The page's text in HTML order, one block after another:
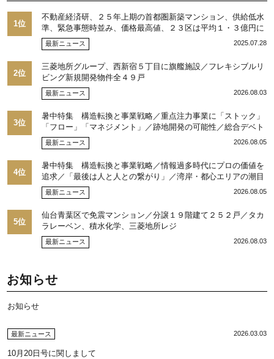
1位
不動産経済研、２５年上期の首都圏新築マンション、供給低水
準、緊急事態時並み、価格最高値、２３区は平均１・３億円に
最新ニュース 2025.07.28
2位
三菱地所グループ、西新宿５丁目に旗艦施設／フレキシブルリ
ビング新規開発物件全４９戸
最新ニュース 2026.08.03
3位
暑中特集 構造転換と事業戦略／重点注力事業に「ストック」
「フロー」「マネジメント」／跡地開発の可能性／総合デベト
ップ10目標に／自社ブランド構築へ体制整備／日本郵政不動産
／池田 明社長に聞く
最新ニュース 2026.08.05
4位
暑中特集 構造転換と事業戦略／情報過多時代にプロの価値を
追求／「最後は人と人との繋がり」／湾岸・都心エリアの潮目
を注視／“リパーク”次世代展開／三井不動産リアルティ／児玉
光博社長に聞く
最新ニュース 2026.08.05
5位
仙台青葉区で免震マンション／分譲１９階建て２５２戸／タカ
ラレーベン、積水化学、三菱地所レジ
最新ニュース 2026.08.03
お知らせ
お知らせ
最新ニュース 2026.03.03
10月20日号に関しまして